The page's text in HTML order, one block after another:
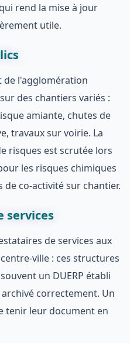
rend la mise à jour
utile.
de l'agglomération
des chantiers variés :
amiante, chutes de
travaux sur voirie. La
risques est scrutée lors
les risques chimiques
de co-activité sur chantier.
services
de services aux
ville : ces structures
un DUERP établi
correctement. Un
tenir leur document en